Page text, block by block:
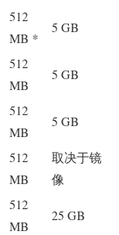
512
MB *
5 GB
512
MB
5 GB
512
MB
5 GB
512
MB
取决于镜
像
512
MB
25 GB